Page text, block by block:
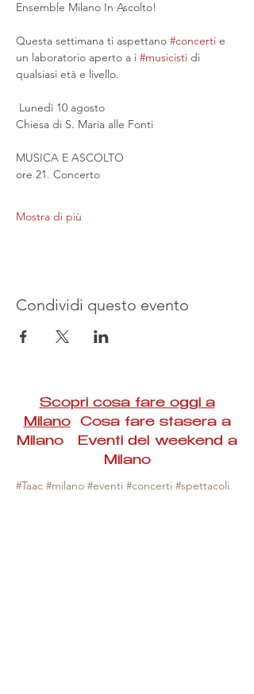
Ensemble Milano In Ascolto!
Questa settimana ti aspettano #concerti e
un laboratorio aperto a i #musicisti di
qualsiasi età e livello.
Lunedì 10 agosto
Chiesa di S. Maria alle Fonti
MUSICA E ASCOLTO
ore 21. Concerto
Mostra di più
Condividi questo evento
Scopri cosa fare oggi a
MilanoCosa fare stasera a
Milano Eventi del weekend a
Milano
#Taac #milano #eventi #concerti #spettacoli